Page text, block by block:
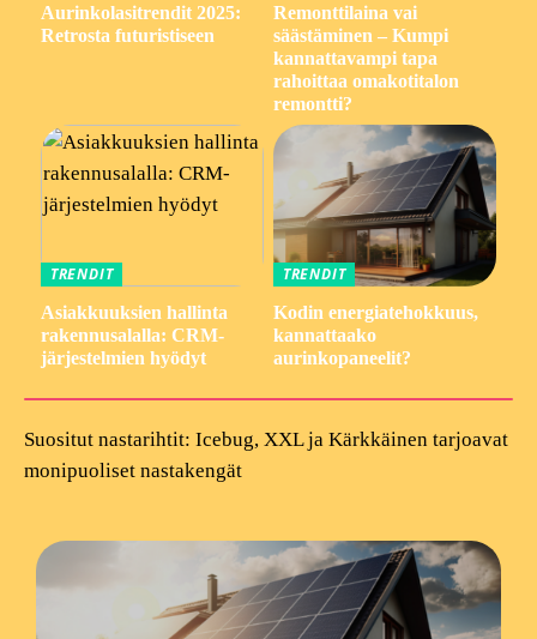
Aurinkolasitrendit 2025:
Retrosta futuristiseen
Remonttilaina vai
säästäminen – Kumpi
kannattavampi tapa
rahoittaa omakotitalon
remontti?
TRENDIT
Asiakkuuksien hallinta
rakennusalalla: CRM-
järjestelmien hyödyt
TRENDIT
Kodin energiatehokkuus,
kannattaako
aurinkopaneelit?
Suositut nastarihtit: Icebug, XXL ja Kärkkäinen tarjoavat
monipuoliset nastakengät